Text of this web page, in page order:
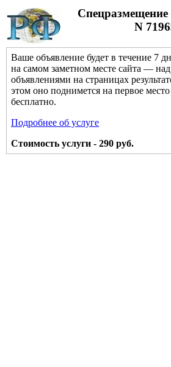
Спецразмещение
N
Ваше объявление будет в течение 7
на самом заметном месте сайта —
объявлениями на страницах
этом оно поднимется на первое
бесплатно.
Подробнее об услуге
Стоимость услуги - 290 руб.